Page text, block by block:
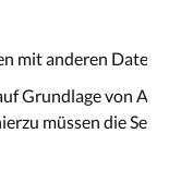
mit anderen
Grundlage von
müssen die